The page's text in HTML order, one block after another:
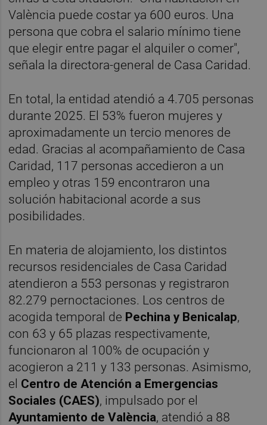
València puede costar ya 600 euros. Una
persona que cobra el salario mínimo tiene
que elegir entre pagar el alquiler o comer",
señala la directora-general de Casa Caridad.
En total, la entidad atendió a 4.705 personas
durante 2025. El 53% fueron mujeres y
aproximadamente un tercio menores de
edad. Gracias al acompañamiento de Casa
Caridad, 117 personas accedieron a un
empleo y otras 159 encontraron una
solución habitacional acorde a sus
posibilidades.
En materia de alojamiento, los distintos
recursos residenciales de Casa Caridad
atendieron a 553 personas y registraron
82.279 pernoctaciones. Los centros de
acogida temporal de Pechina y Benicalap,
con 63 y 65 plazas respectivamente,
funcionaron al 100% de ocupación y
acogieron a 211 y 133 personas. Asimismo,
el Centro de Atención a Emergencias
Sociales (CAES), impulsado por el
Ayuntamiento de València, atendió a 88